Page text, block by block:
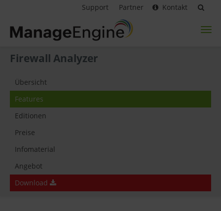
Support Partner Kontakt
Firewall Analyzer
Übersicht
Features
Editionen
Preise
Infomaterial
Angebot
Download